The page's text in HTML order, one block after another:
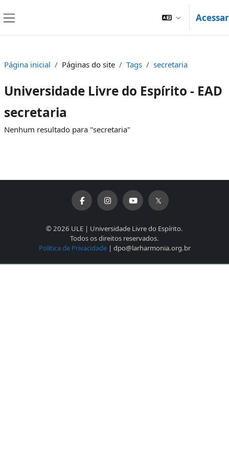
Acessar
Página inicial Páginas do site Tags secretaria
Universidade Livre do Espírito - EAD
secretaria
Nenhum resultado para "secretaria"
© 2026 ULE | Universidade Livre do Espírito.
Todos os direitos reservados.
Política de Privacidade| dpo@larharmonia.org.br